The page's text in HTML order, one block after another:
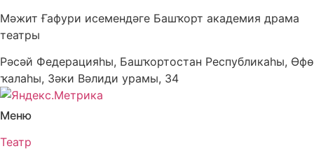
Мәжит Ғафури исемендәге Башҡорт академия драма
театры
Рәсәй Федерацияһы, Башҡортостан Республикаһы, Өфө
ҡалаһы, Зәки Вәлиди урамы, 34
Меню
Театр